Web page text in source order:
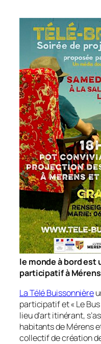
le monde à bord est
participatifà
La Télé Buissonnière
participatif et «Le
lieu d’art itinérant,
habitants de Mérens
collectif de création